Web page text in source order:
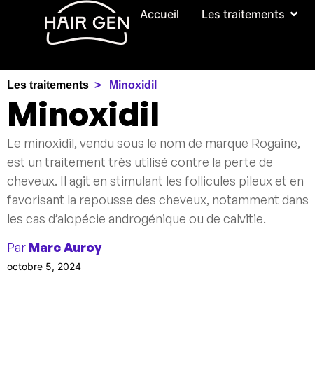
Accueil Les traitements
Les traitements Minoxidil ​
Minoxidil
Le minoxidil, vendu sous le nom de marque Rogaine,
est un traitement très utilisé contre la perte de
cheveux. Il agit en stimulant les follicules pileux et en
favorisant la repousse des cheveux, notamment dans
les cas d’alopécie androgénique ou de calvitie.
Par Marc Auroy
octobre 5, 2024